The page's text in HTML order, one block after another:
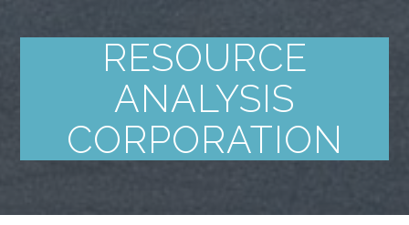
RESOURCE
ANALYSIS
CORPORATION